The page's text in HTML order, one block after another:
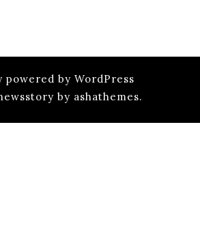
powered by WordPress
by ashathemes.